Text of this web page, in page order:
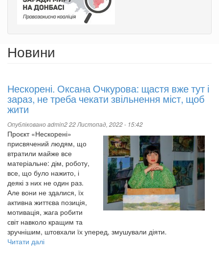
Новини
Нескорені. Оксана Очкурова: щастя вже тут і
зараз, не треба чекати звільнення міст, щоб
жити
Опублікованоadmin222 Листопад, 2022 - 15:42
Проєкт «Нескорені»
присвячений людям, що
втратили майже все
матеріальне: дім, роботу,
все, що було нажито, і
деякі з них не один раз.
Але вони не здалися, їх
активна життєва позиція,
мотивація, жага робити
світ навколо кращим та
зручнішим, штовхали їх уперед, змушували діяти.
Читати далі